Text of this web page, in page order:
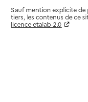
Sauf mention explicite
tiers, les contenus de ce
licence etalab-2.0